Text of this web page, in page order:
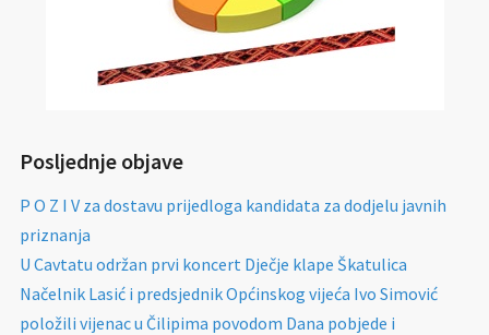
Posljednje objave
P O Z I V za dostavu prijedloga kandidata za dodjelu javnih
priznanja
U Cavtatu održan prvi koncert Dječje klape Škatulica
Načelnik Lasić i predsjednik Općinskog vijeća Ivo Simović
položili vijenac u Čilipima povodom Dana pobjede i